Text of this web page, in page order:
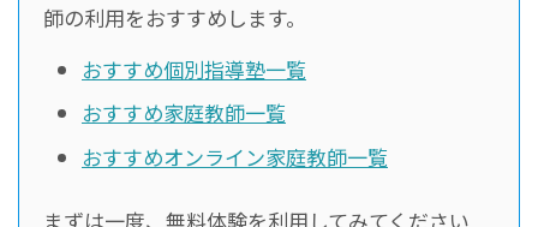
師の利用をおすすめします。
おすすめ個別指導塾一覧
おすすめ家庭教師一覧
おすすめオンライン家庭教師一覧
まずは一度、無料体験を利用してみてください